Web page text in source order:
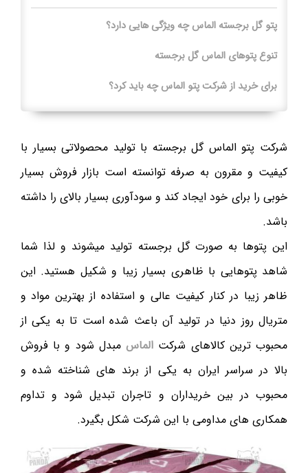
پتو گل برجسته الماس چه ویژگی هایی دارد؟
تنوع پتوهای الماس گل برجسته
برای خرید از شرکت پتو الماس چه باید کرد؟
شرکت پتو الماس گل برجسته با تولید محصولاتی بسیار با
کیفیت و مقرون به صرفه توانسته است بازار فروش بسیار
خوبی را برای خود ایجاد کند و سودآوری بسیار بالای را داشته
باشد.
این پتوها به صورت گل برجسته تولید میشوند و لذا شما
شاهد پتوهایی با ظاهری بسیار زیبا و شکیل هستید. این
ظاهر زیبا در کنار کیفیت عالی و استفاده از بهترین مواد و
متریال روز دنیا در تولید آن باعث شده است تا به یکی از
محبوب ترین کالاهای شرکت الماسمبدل شود و با فروش
بالا در سراسر ایران به یکی از برند های شناخته شده و
محبوب در بین خریداران و تاجران تبدیل شود و تداوم
همکاری های مداومی با این شرکت شکل بگیرد.